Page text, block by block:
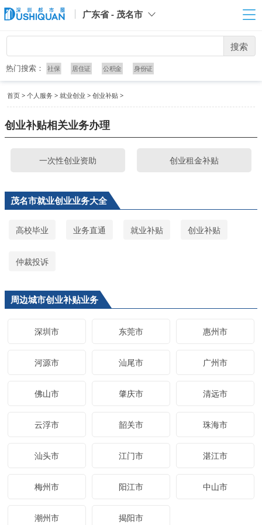
广东省 - 茂名市
搜索
热门搜索： 社保 居住证 公积金 身份证
首页 > 个人服务 > 就业创业 > 创业补贴 >
创业补贴相关业务办理
一次性创业资助 创业租金补贴
茂名市就业创业业务大全
高校毕业 业务直通 就业补贴 创业补贴
仲裁投诉
周边城市创业补贴业务
深圳市 东莞市 惠州市
河源市 汕尾市 广州市
佛山市 肇庆市 清远市
云浮市 韶关市 珠海市
汕头市 江门市 湛江市
梅州市 阳江市 中山市
潮州市 揭阳市